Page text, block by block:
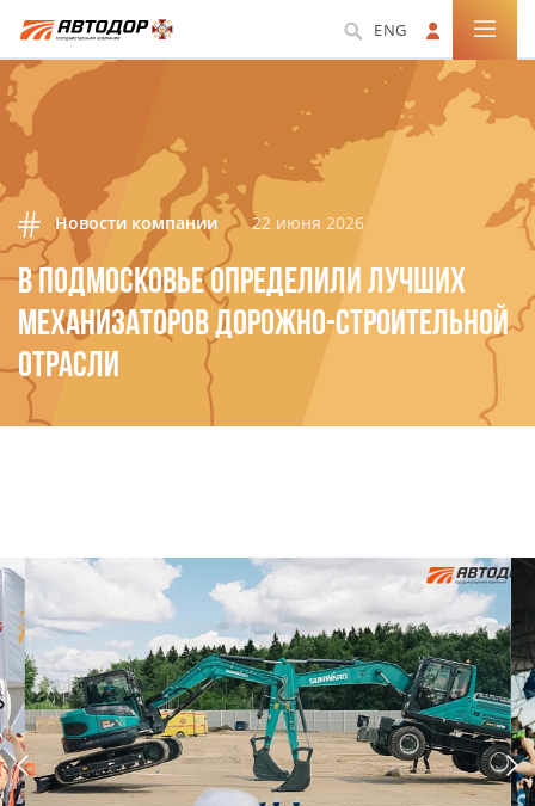
ENG
Новости компании 22 июня 2026
В ПОДМОСКОВЬЕ ОПРЕДЕЛИЛИ ЛУЧШИХ
МЕХАНИЗАТОРОВ ДОРОЖНО-СТРОИТЕЛЬНОЙ
ОТРАСЛИ